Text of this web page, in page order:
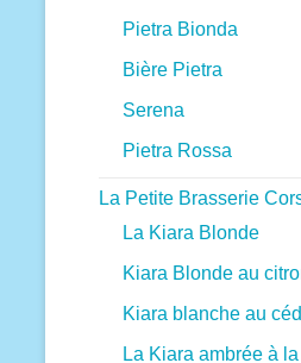
Pietra Bionda
Bière Pietra
Serena
Pietra Rossa
La Petite Brasserie
La Kiara Blonde
Kiara Blonde au
Kiara blanche au
La Kiara ambrée à